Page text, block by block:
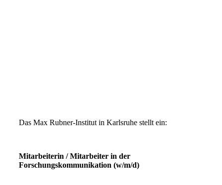
Das Max Rubner-Institut in Karlsruhe stellt ein:
Mitarbeiterin / Mitarbeiter in der
Forschungskommunikation (w/m/d)